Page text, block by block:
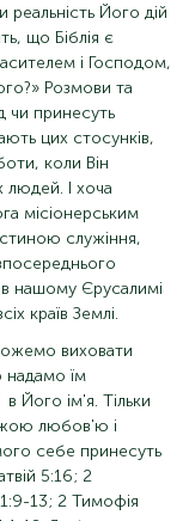
Його дій
що Біблія є
і Господом,
Розмови та
чи принесуть
цих стосунків,
коли Він
людей. І хоча
місіонерським
служіння,
нашому Єрусалимі
країв Землі.
виховати
надамо їм
в Його ім'я. Тільки
любов'ю і
себе принесуть
5:16; 2
13; 2 Тимофія